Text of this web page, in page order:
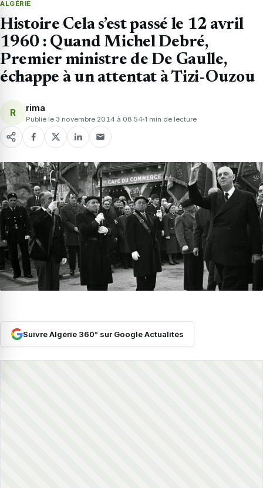
ALGÉRIE
Histoire Cela s’est passé le 12 avril
1960 : Quand Michel Debré,
Premier ministre de De Gaulle,
échappe à un attentat à Tizi-Ouzou
R rima
Publié le 3 novembre 2014 à 08:54 1 min de lecture
Suivre Algérie 360° sur Google Actualités